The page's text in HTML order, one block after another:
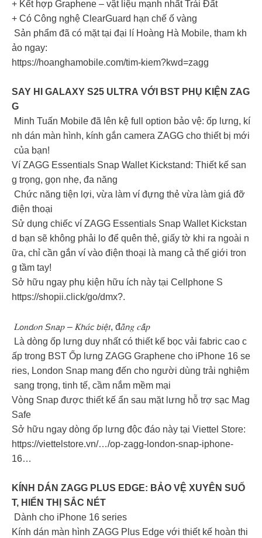
+ Kết hợp Graphene – vật liệu mạnh nhất Trái Đất
+ Có Công nghệ ClearGuard hạn chế ố vàng
Sản phẩm đã có mặt tại đại lí Hoàng Hà Mobile, tham kh
ảo ngay:
https://hoanghamobile.com/tim-kiem?kwd=zagg
SAY HI GALAXY S25 ULTRA VỚI BST PHỤ KIỆN ZAG
G
Minh Tuấn Mobile đã lên kệ full option bảo vệ: ốp lưng, kí
nh dán màn hình, kính gắn camera ZAGG cho thiết bị mới
của bạn!
Ví ZAGG Essentials Snap Wallet Kickstand: Thiết kế san
g trọng, gọn nhẹ, đa năng
Chức năng tiện lợi, vừa làm ví đựng thẻ vừa làm giá đỡ
điện thoại
Sử dụng chiếc ví ZAGG Essentials Snap Wallet Kickstan
d bạn sẽ không phải lo để quên thẻ, giấy tờ khi ra ngoài n
ữa, chỉ cần gắn ví vào điện thoại là mang cả thế giới tron
g tầm tay!
Sở hữu ngay phụ kiện hữu ích này tại Cellphone S
https://shopii.click/go/dmx?.
𝐿𝘰𝑛𝘥𝑜𝘯 𝘚𝑛𝘢𝑝 – 𝐾𝘩𝑎́𝘤 𝘣𝑖𝘦̣̂𝑡, đ𝑎̆̉𝘯𝑔 𝑐𝘢̂́𝑝
Là dòng ốp lưng duy nhất có thiết kế bọc vải fabric cao c
ấp trong BST Ốp lưng ZAGG Graphene cho iPhone 16 se
ries, London Snap mang đến cho người dùng trải nghiệm
sang trọng, tinh tế, cầm nắm mềm mại
Vòng Snap được thiết kế ẩn sau mặt lưng hỗ trợ sạc Mag
Safe
Sở hữu ngay dòng ốp lưng độc đáo này tại Viettel Store:
https://viettelstore.vn/…/op-zagg-london-snap-iphone-
16…
KÍNH DÁN ZAGG PLUS EDGE: BẢO VỆ XUYÊN SUỐ
T, HIỂN THỊ SẮC NÉT
Dành cho iPhone 16 series
Kính dán màn hình ZAGG Plus Edge với thiết kế hoàn thi